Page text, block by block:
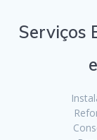
Serviços